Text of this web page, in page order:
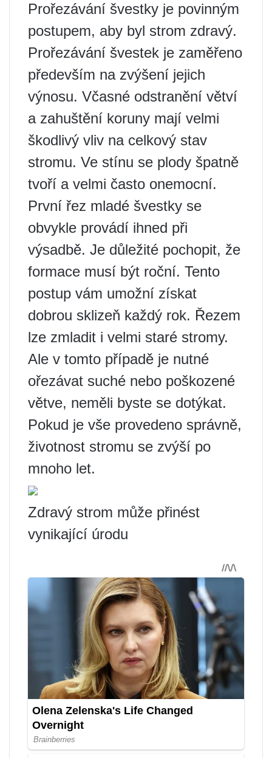
Prořezávání švestky je povinným
postupem, aby byl strom zdravý.
Prořezávání švestek je zaměřeno
především na zvýšení jejich
výnosu. Včasné odstranění větví
a zahuštění koruny mají velmi
škodlivý vliv na celkový stav
stromu. Ve stínu se plody špatně
tvoří a velmi často onemocní.
První řez mladé švestky se
obvykle provádí ihned při
výsadbě. Je důležité pochopit, že
formace musí být roční. Tento
postup vám umožní získat
dobrou sklizeň každý rok. Řezem
lze zmladit i velmi staré stromy.
Ale v tomto případě je nutné
ořezávat suché nebo poškozené
větve, neměli byste se dotýkat.
Pokud je vše provedeno správně,
životnost stromu se zvýší po
mnoho let.
Zdravý strom může přinést
vynikající úrodu